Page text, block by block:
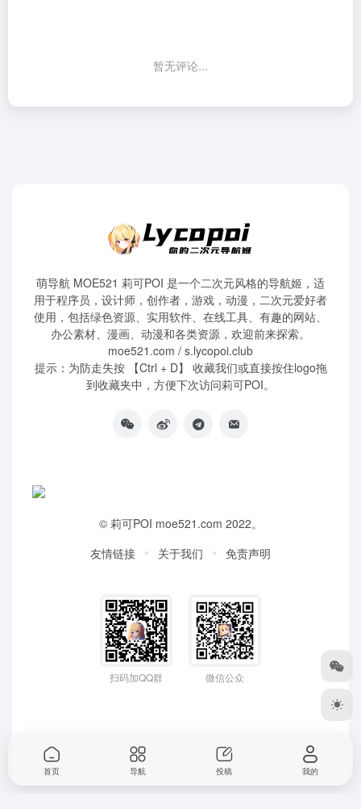
暂无评论...
萌导航 MOE521 莉可POI 是一个二次元风格的导航姬，适
用于程序员，设计师，创作者，游戏，动漫，二次元爱好者
使用，包括绿色资源、实用软件、在线工具、有趣的网站、
办公素材、漫画、动漫和各类资源，欢迎前来探索。
moe521.com / s.lycopoi.club
提示：为防走失按 【Ctrl + D】 收藏我们或直接按住logo拖
到收藏夹中，方便下次访问莉可POI。
© 莉可POI moe521.com 2022。
友情链接
关于我们 免责声明
扫码加QQ群 微信公众
首页 导航 投稿 我的